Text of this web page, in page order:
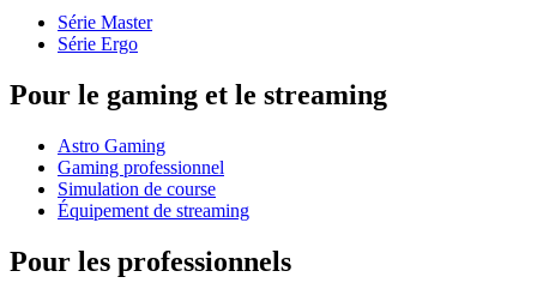
Série Master
Série Ergo
Pour le gaming et le streaming
Astro Gaming
Gaming professionnel
Simulation de course
Équipement de streaming
Pour les professionnels